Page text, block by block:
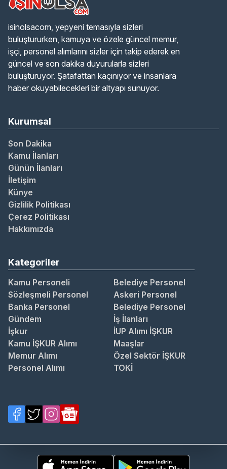
isinolsacom, yepyeni temasıyla sizleri
buluştururken, kamuya ve özele güncel memur,
işçi, personel alımlarını sizler için takip ederek en
güncel ve son dakika duyurularla sizleri
buluşturuyor. Şatafattan kaçınıyor ve insanlara
haber okuyabilecekleri bir altyapı sunuyor.
Kurumsal
Son Dakika
Kamu İlanları
Günün İlanları
İletişim
Künye
Gizlilik Politikası
Çerez Politikası
Hakkımızda
Kategoriler
Kamu Personeli
Belediye Personel
Sözleşmeli Personel
Askeri Personel
Banka Personel
Belediye Personel
Gündem
İş İlanları
İşkur
İUP Alımı İŞKUR
Kamu İŞKUR Alımı
Maaşlar
Memur Alımı
Özel Sektör İŞKUR
Personel Alımı
TOKİ